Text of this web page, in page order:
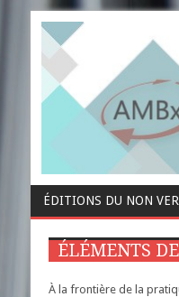
ÉDITIONS DU NON
ÉLÉMENTS
À la frontière de la